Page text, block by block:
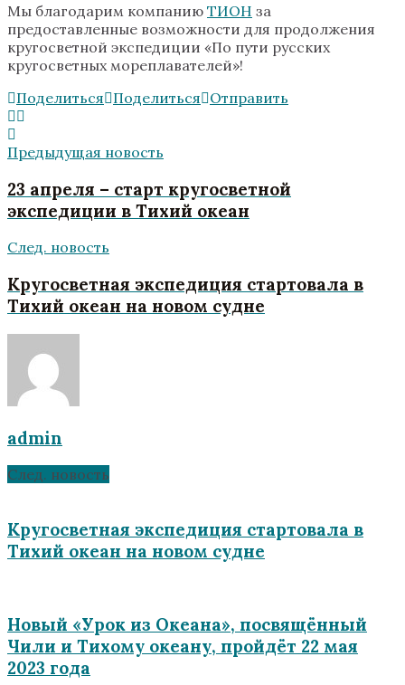
Мы благодарим компанию ТИОН за
предоставленные возможности для продолжения
кругосветной экспедиции «По пути русских
кругосветных мореплавателей»!
Поделиться Поделиться Отправить
Предыдущая новость
23 апреля – старт кругосветной
экспедиции в Тихий океан
След. новость
Кругосветная экспедиция стартовала в
Тихий океан на новом судне
admin
След. новость
Кругосветная экспедиция стартовала в
Тихий океан на новом судне
Новый «Урок из Океана», посвящённый
Чили и Тихому океану, пройдёт 22 мая
2023 года